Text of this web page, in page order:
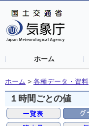
ホーム
ホーム > 各種データ・資料
１時間ごとの値